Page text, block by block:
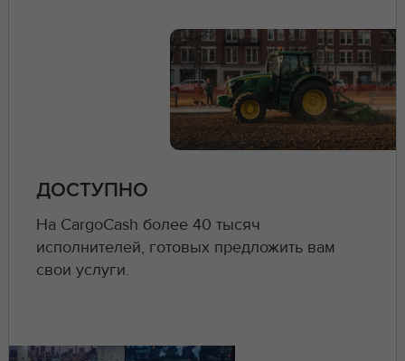
ДОСТУПНО
На CargoCash более 40 тысяч
исполнителей, готовых предложить вам
свои услуги.